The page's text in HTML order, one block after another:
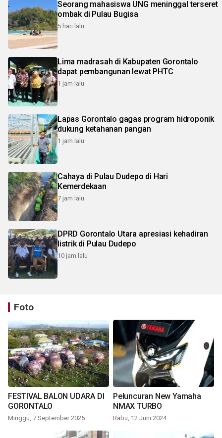
Seorang mahasiswa UNG meninggal terseret
ombak di Pulau Bugisa
5 hari lalu
Lima madrasah di Kabupaten Gorontalo
dapat pembangunan lewat PHTC
1 jam lalu
Lapas Gorontalo gagas program hidroponik
dukung ketahanan pangan
1 jam lalu
Cahaya di Pulau Dudepo di Hari
Kemerdekaan
7 jam lalu
DPRD Gorontalo Utara apresiasi kehadiran
listrik di Pulau Dudepo
10 jam lalu
Foto
FESTIVAL BALON UDARA DI
GORONTALO
Minggu, 7 September 2025
Peluncuran New Yamaha
NMAX TURBO
Rabu, 12 Juni 2024